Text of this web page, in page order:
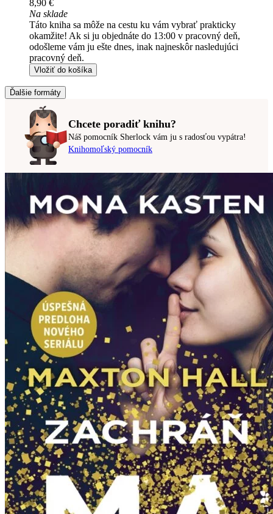
8,90 €
Na sklade
Táto kniha sa môže na cestu ku vám vybrať prakticky
okamžite! Ak si ju objednáte do 13:00 v pracovný deň,
odošleme vám ju ešte dnes, inak najneskôr nasledujúci
pracovný deň.
Vložiť do košíka
Ďalšie formáty
Chcete poradiť knihu?
Náš pomocník Sherlock vám ju s radosťou vypátra!
Knihomoľský pomocník